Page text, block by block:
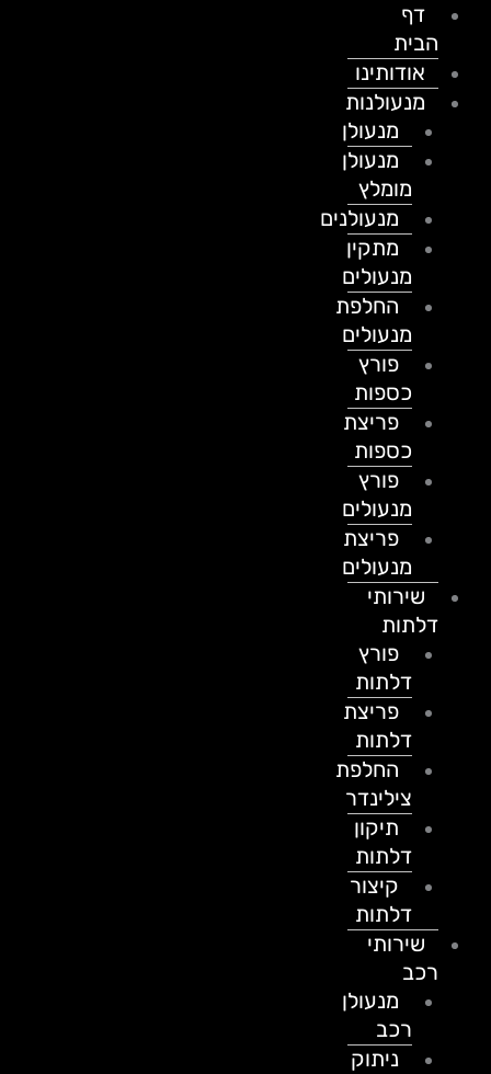
דף
הבית
אודותינו
מנעולנות
מנעולן
מנעולן
מומלץ
מנעולנים
מתקין
מנעולים
החלפת
מנעולים
פורץ
כספות
פריצת
כספות
פורץ
מנעולים
פריצת
מנעולים
שירותי
דלתות
פורץ
דלתות
פריצת
דלתות
החלפת
צילינדר
תיקון
דלתות
קיצור
דלתות
שירותי
מנעולן
ניתוק